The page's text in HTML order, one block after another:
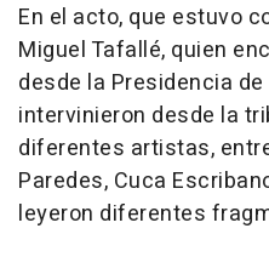
En el acto, que estuvo
Miguel Tafallé, quien
desde la Presidencia
intervinieron desde la
diferentes artistas,
Paredes, Cuca
leyeron diferentes